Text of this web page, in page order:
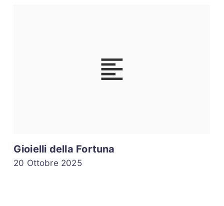
Gioielli della Fortuna
20 Ottobre 2025